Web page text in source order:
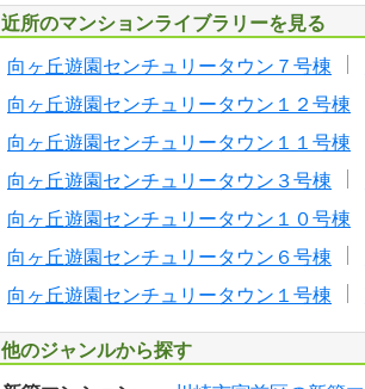
近所のマンションライブラリーを見る
向ヶ丘遊園センチュリータウン７号棟
向ヶ丘遊園センチュリータウン１２号棟
向ヶ丘遊園センチュリータウン１１号棟
向ヶ丘遊園センチュリータウン３号棟
向ヶ丘遊園センチュリータウン１０号棟
向ヶ丘遊園センチュリータウン６号棟
向ヶ丘遊園センチュリータウン１号棟
他のジャンルから探す